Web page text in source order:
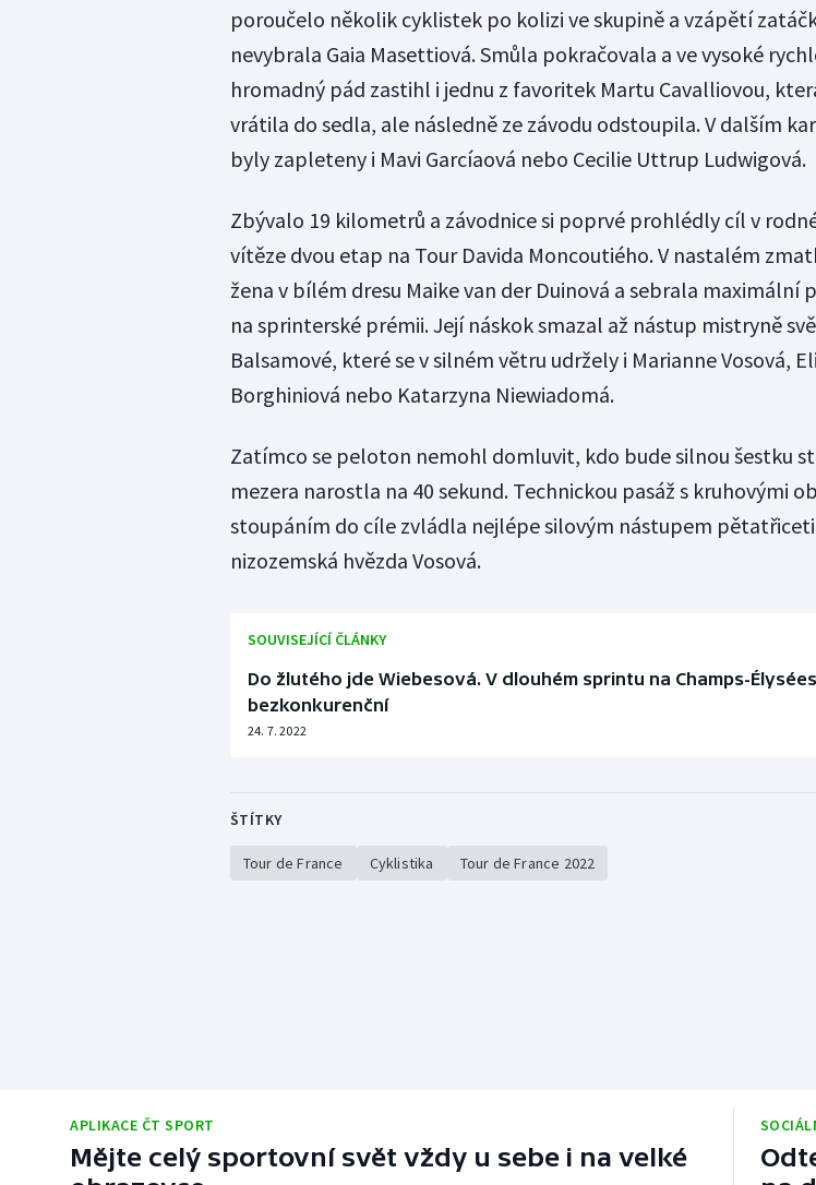
poroučelo několik cyklistek po kolizi ve skupině a vzápětí
nevybrala Gaia Masettiová. Smůla pokračovala a ve vysoké
hromadný pád zastihl i jednu z favoritek Martu Cavalliovou,
vrátila do sedla, ale následně ze závodu odstoupila. V dalším
byly zapleteny i Mavi Garcíaová nebo Cecilie Uttrup Ludwigová.
Zbývalo 19 kilometrů a závodnice si poprvé prohlédly cíl v
vítěze dvou etap na Tour Davida Moncoutiého. V nastalém
žena v bílém dresu Maike van der Duinová a sebrala maximální
na sprinterské prémii. Její náskok smazal až nástup mistryně
Balsamové, které se v silném větru udržely i Marianne Vosová,
Borghiniová nebo Katarzyna Niewiadomá.
Zatímco se peloton nemohl domluvit, kdo bude silnou šestku
mezera narostla na 40 sekund. Technickou pasáž s kruhovými
stoupáním do cíle zvládla nejlépe silovým nástupem
nizozemská hvězda Vosová.
SOUVISEJÍCÍ ČLÁNKY
Do žlutého jde Wiebesová. V dlouhém sprintu na Champs-
bezkonkurenční
24. 7. 2022
ŠTÍTKY
Tour de France Cyklistika Tour de France 2022
APLIKACE ČT SPORT
Mějte celý sportovní svět vždy u sebe i na velké